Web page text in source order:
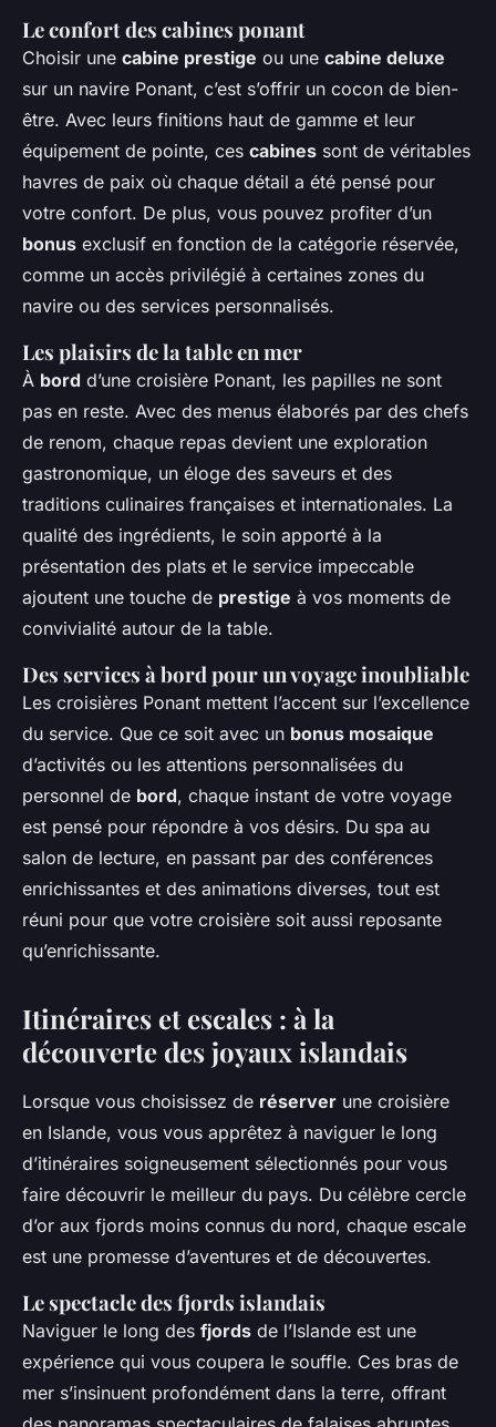
Le confort des cabines ponant
Choisir une cabine prestige ou une cabine deluxe
sur un navire Ponant, c’est s’offrir un cocon de bien-
être. Avec leurs finitions haut de gamme et leur
équipement de pointe, ces cabines sont de véritables
havres de paix où chaque détail a été pensé pour
votre confort. De plus, vous pouvez profiter d’un
bonus exclusif en fonction de la catégorie réservée,
comme un accès privilégié à certaines zones du
navire ou des services personnalisés.
Les plaisirs de la table en mer
À bord d’une croisière Ponant, les papilles ne sont
pas en reste. Avec des menus élaborés par des chefs
de renom, chaque repas devient une exploration
gastronomique, un éloge des saveurs et des
traditions culinaires françaises et internationales. La
qualité des ingrédients, le soin apporté à la
présentation des plats et le service impeccable
ajoutent une touche de prestige à vos moments de
convivialité autour de la table.
Des services à bord pour un voyage inoubliable
Les croisières Ponant mettent l’accent sur l’excellence
du service. Que ce soit avec un bonus mosaique
d’activités ou les attentions personnalisées du
personnel de bord, chaque instant de votre voyage
est pensé pour répondre à vos désirs. Du spa au
salon de lecture, en passant par des conférences
enrichissantes et des animations diverses, tout est
réuni pour que votre croisière soit aussi reposante
qu’enrichissante.
Itinéraires et escales : à la
découverte des joyaux islandais
Lorsque vous choisissez de réserver une croisière
en Islande, vous vous apprêtez à naviguer le long
d’itinéraires soigneusement sélectionnés pour vous
faire découvrir le meilleur du pays. Du célèbre cercle
d’or aux fjords moins connus du nord, chaque escale
est une promesse d’aventures et de découvertes.
Le spectacle des fjords islandais
Naviguer le long des fjords de l’Islande est une
expérience qui vous coupera le souffle. Ces bras de
mer s’insinuent profondément dans la terre, offrant